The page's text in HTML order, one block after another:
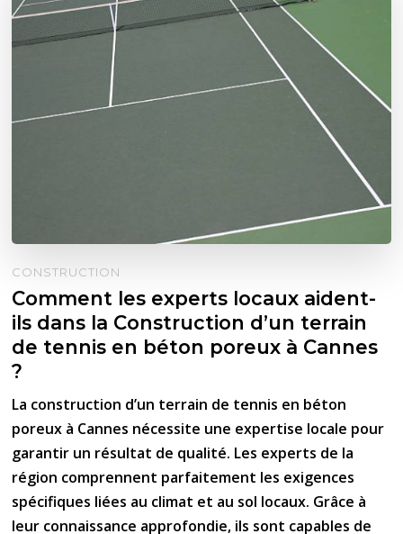
CONSTRUCTION
Comment les experts locaux aident-
ils dans la Construction d’un terrain
de tennis en béton poreux à Cannes
?
La construction d’un terrain de tennis en béton
poreux à Cannes nécessite une expertise locale pour
garantir un résultat de qualité. Les experts de la
région comprennent parfaitement les exigences
spécifiques liées au climat et au sol locaux. Grâce à
leur connaissance approfondie, ils sont capables de